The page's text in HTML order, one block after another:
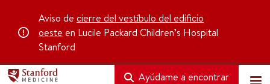
Aviso de cierre del vestíbulo del edificio
oeste en Lucile Packard Children’s Hospital
Stanford
Ayúdame a encontrar